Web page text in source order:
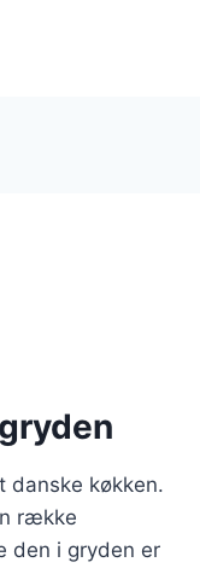
danske køkken.
række
den i gryden er